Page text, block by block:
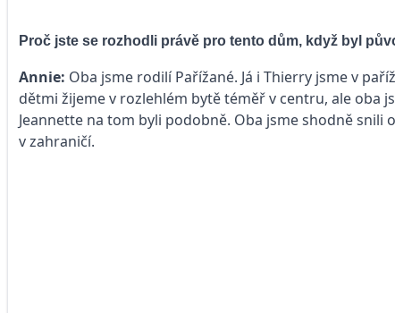
Proč jste se rozhodli právě pro tento dům, když byl
Annie: Oba jsme rodilí Pařížané. Já i Thierry jsme v
dětmi žijeme v rozlehlém bytě téměř v centru, ale oba
Jeannette na tom byli podobně. Oba jsme shodně
v zahraničí.